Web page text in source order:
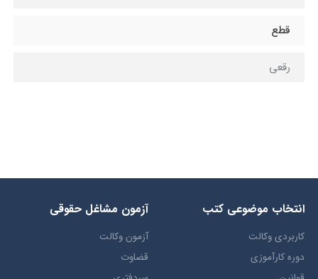
قطع
رقعی
انتخاب​ موضوعي​ کتب
کاربردی وکالت
دوره کارآموزی
آزمون مشاغل حقوقی
آزمون وکالت
قضاوت